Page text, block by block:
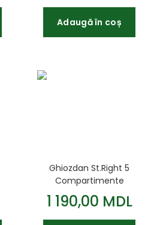
Adaugă în coș
Ghiozdan St.Right 5
Compartimente
Impermeabil Pink Blue
Gradient BP05
42x30x19cm
1 190,00 MDL